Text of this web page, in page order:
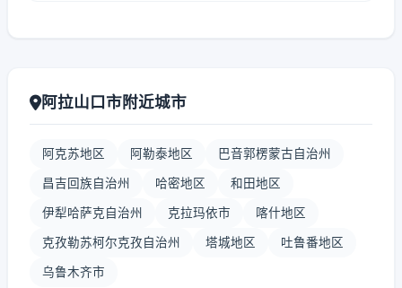
阿拉山口市附近城市
阿克苏地区 阿勒泰地区 巴音郭楞蒙古自治州
昌吉回族自治州 哈密地区 和田地区
伊犁哈萨克自治州 克拉玛依市 喀什地区
克孜勒苏柯尔克孜自治州 塔城地区 吐鲁番地区
乌鲁木齐市